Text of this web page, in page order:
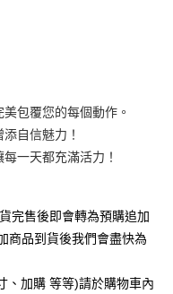
包覆您的每個動作。
自信魅力！
一天都充滿活力！
完售後即會轉為預購追加
商品到貨後我們會盡快為
、加購 等等)請於購物車內